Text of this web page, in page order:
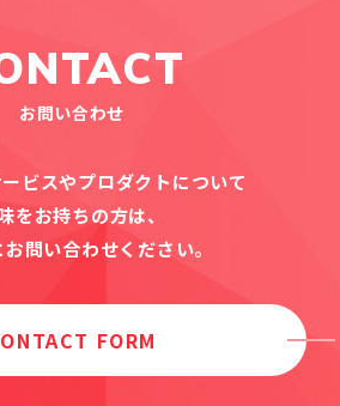
お問い合わせ
ビスやプロダクトについて
をお持ちの方は、
問い合わせください。
FORM